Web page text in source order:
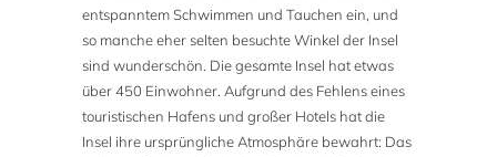
entspanntem Schwimmen und Tauchen ein, und
so manche eher selten besuchte Winkel der Insel
sind wunderschön. Die gesamte Insel hat etwas
über 450 Einwohner. Aufgrund des Fehlens eines
touristischen Hafens und großer Hotels hat die
Insel ihre ursprüngliche Atmosphäre bewahrt: Das